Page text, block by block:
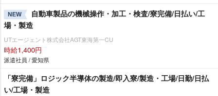
NEW
自動車製品の機械操作・加工・検査/寮完備/日払い/工
場・製造
UTエージェント株式会社AGT東海第一CU
時給1,400円
派遣社員 / 愛知県
「寮完備」ロジック半導体の製造/即入寮/製造・工場/日勤/日払
い/工場・製造